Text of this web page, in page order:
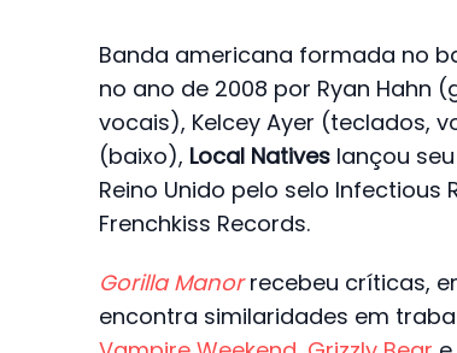
Banda americana formada no
no ano de 2008 por Ryan Hahn
vocais), Kelcey Ayer (teclados,
(baixo), Local Natives lançou
Reino Unido pelo selo Infectious
Frenchkiss Records.
Gorilla Manorrecebeu críticas,
encontra similaridades em